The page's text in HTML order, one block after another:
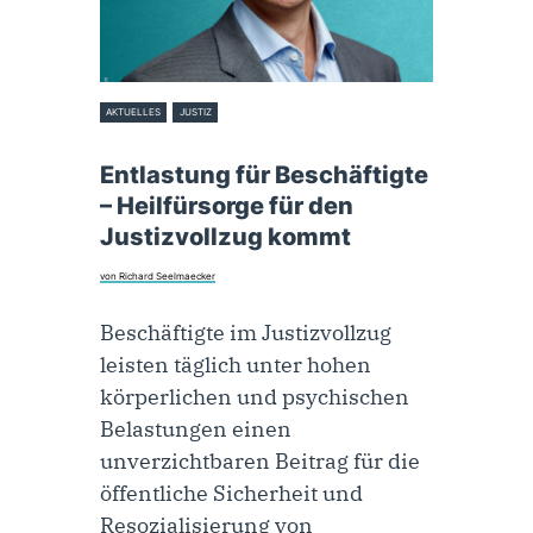
AKTUELLES JUSTIZ
Entlastung für Beschäftigte
– Heilfürsorge für den
Justizvollzug kommt
von Richard Seelmaecker
Beschäftigte im Justizvollzug
leisten täglich unter hohen
körperlichen und psychischen
Belastungen einen
unverzichtbaren Beitrag für die
öffentliche Sicherheit und
Resozialisierung von